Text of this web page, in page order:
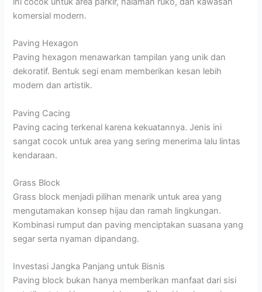
komersial modern.
Paving Hexagon
Paving hexagon menawarkan tampilan yang unik dan
dekoratif. Bentuk segi enam memberikan kesan lebih
modern dan artistik.
Paving Cacing
Paving cacing terkenal karena kekuatannya. Jenis ini
sangat cocok untuk area yang sering menerima lalu lintas
kendaraan.
Grass Block
Grass block menjadi pilihan menarik untuk area yang
mengutamakan konsep hijau dan ramah lingkungan.
Kombinasi rumput dan paving menciptakan suasana yang
segar serta nyaman dipandang.
Investasi Jangka Panjang untuk Bisnis
Paving block bukan hanya memberikan manfaat dari sisi